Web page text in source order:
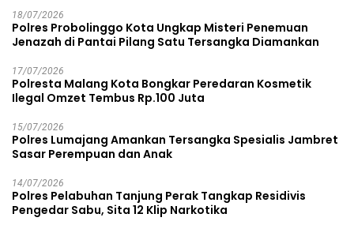
18/07/2026
Polres Probolinggo Kota Ungkap Misteri Penemuan
Jenazah di Pantai Pilang Satu Tersangka Diamankan
17/07/2026
Polresta Malang Kota Bongkar Peredaran Kosmetik
Ilegal Omzet Tembus Rp.100 Juta
15/07/2026
Polres Lumajang Amankan Tersangka Spesialis Jambret
Sasar Perempuan dan Anak
14/07/2026
Polres Pelabuhan Tanjung Perak Tangkap Residivis
Pengedar Sabu, Sita 12 Klip Narkotika